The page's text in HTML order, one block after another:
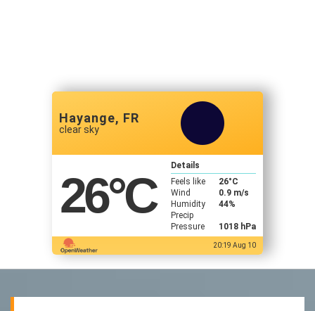
Hayange, FR
clear sky
26°C
Details
Feels like
26°C
Wind
0.9 m/s
Humidity
44%
Precip
Pressure
1018 hPa
20:19 Aug 10